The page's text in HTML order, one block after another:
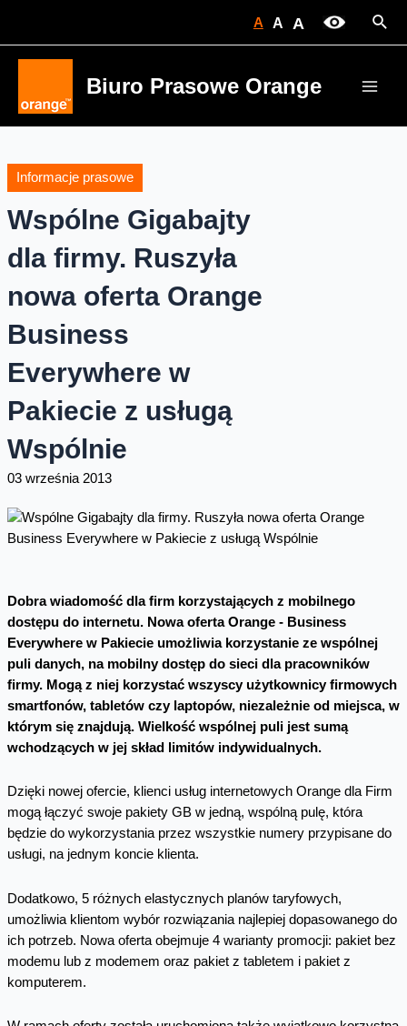
A A A
Biuro Prasowe Orange
Informacje prasowe
Wspólne Gigabajty
dla firmy. Ruszyła
nowa oferta Orange
Business
Everywhere w
Pakiecie z usługą
Wspólnie
03 września 2013
Dobra wiadomość dla firm korzystających z mobilnego
dostępu do internetu. Nowa oferta Orange - Business
Everywhere w Pakiecie umożliwia korzystanie ze wspólnej
puli danych, na mobilny dostęp do sieci dla pracowników
firmy. Mogą z niej korzystać wszyscy użytkownicy firmowych
smartfonów, tabletów czy laptopów, niezależnie od miejsca, w
którym się znajdują. Wielkość wspólnej puli jest sumą
wchodzących w jej skład limitów indywidualnych.
Dzięki nowej ofercie, klienci usług internetowych Orange dla Firm
mogą łączyć swoje pakiety GB w jedną, wspólną pulę, która
będzie do wykorzystania przez wszystkie numery przypisane do
usługi, na jednym koncie klienta.
Dodatkowo, 5 różnych elastycznych planów taryfowych,
umożliwia klientom wybór rozwiązania najlepiej dopasowanego do
ich potrzeb. Nowa oferta obejmuje 4 warianty promocji: pakiet bez
modemu lub z modemem oraz pakiet z tabletem i pakiet z
komputerem.